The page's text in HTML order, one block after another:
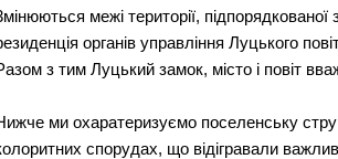
межi територiї,
органiв управлiння Луцького
з тим Луцький замок, мiсто і повiт
ми охаратеризуємо поселенську
спорудах, що вiдiгравали